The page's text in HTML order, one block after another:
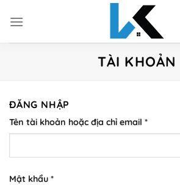
TÀI KHOẢN
ĐĂNG NHẬP
Tên tài khoản hoặc địa chỉ email *
Mật khẩu *